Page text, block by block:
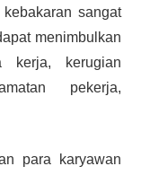
sangat
menimbulkan
kerja, kerugian
pekerja,
para karyawan